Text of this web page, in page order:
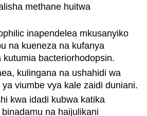
methane huitwa
inapendelea mkusanyiko
na kueneza na kufanya
kutumia bacteriorhodopsin.
kulingana na ushahidi wa
viumbe vya kale zaidi duniani.
kwa idadi kubwa katika
na haijulikani